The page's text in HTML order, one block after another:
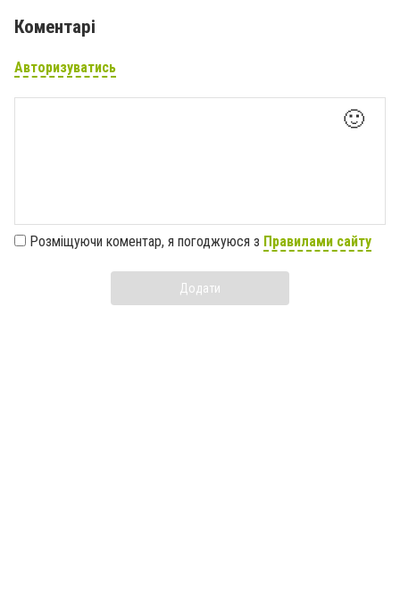
Коментарі
Авторизуватись
🙂
Розміщуючи коментар, я погоджуюся з Правилами сайту
Додати